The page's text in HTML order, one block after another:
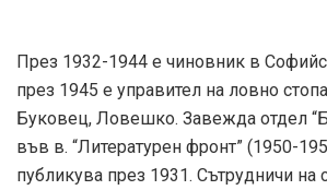
През 1932-1944 е чиновник в
през 1945 е управител на ловно
Буковец, Ловешко. Завежда отдел
във в. “Литературен фронт” (1950-
публикува през 1931. Сътрудничи на